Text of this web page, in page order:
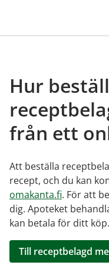
Hur
från ett
Att beställa
recept, och du kan
omakanta.fi. För att
dig. Apoteket
kan betala för ditt köp.
Till receptbelagd